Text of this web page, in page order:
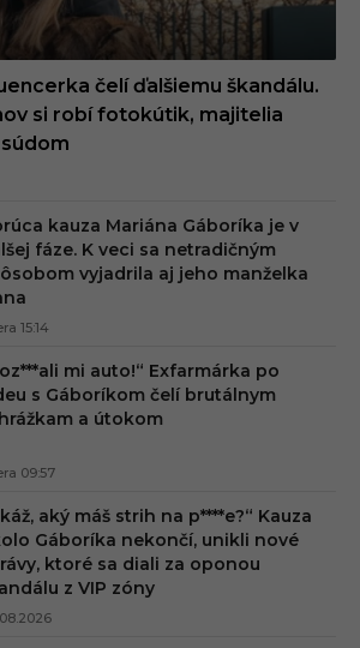
čelí ďalšiemu škandálu.
si robí fotokútik, majitelia
kauza Mariána Gáboríka je v
fáze. K veci sa netradičným
vyjadrila aj jeho manželka
15:14
mi auto!“ Exfarmárka po
s Gáboríkom čelí brutálnym
a útokom
09:57
aký máš strih na p****e?“ Kauza
Gáboríka nekončí, unikli nové
ktoré sa diali za oponou
z VIP zóny